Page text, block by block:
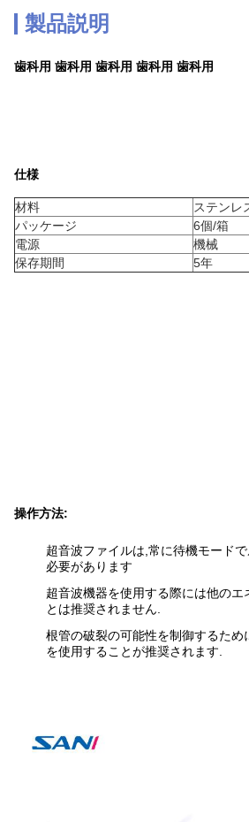
製品説明
歯科用 歯科用 歯科用 歯科用 歯科用
仕様
材料
ステンレ
パッケージ
6個/箱
電源
機械
保存期間
5年
操作方法:
超音波ファイルは,常に待機モード
必要があります
超音波機器を使用する際には他のエ
とは推奨されません.
根管の破裂の可能性を制御するため
を使用することが推奨されます.